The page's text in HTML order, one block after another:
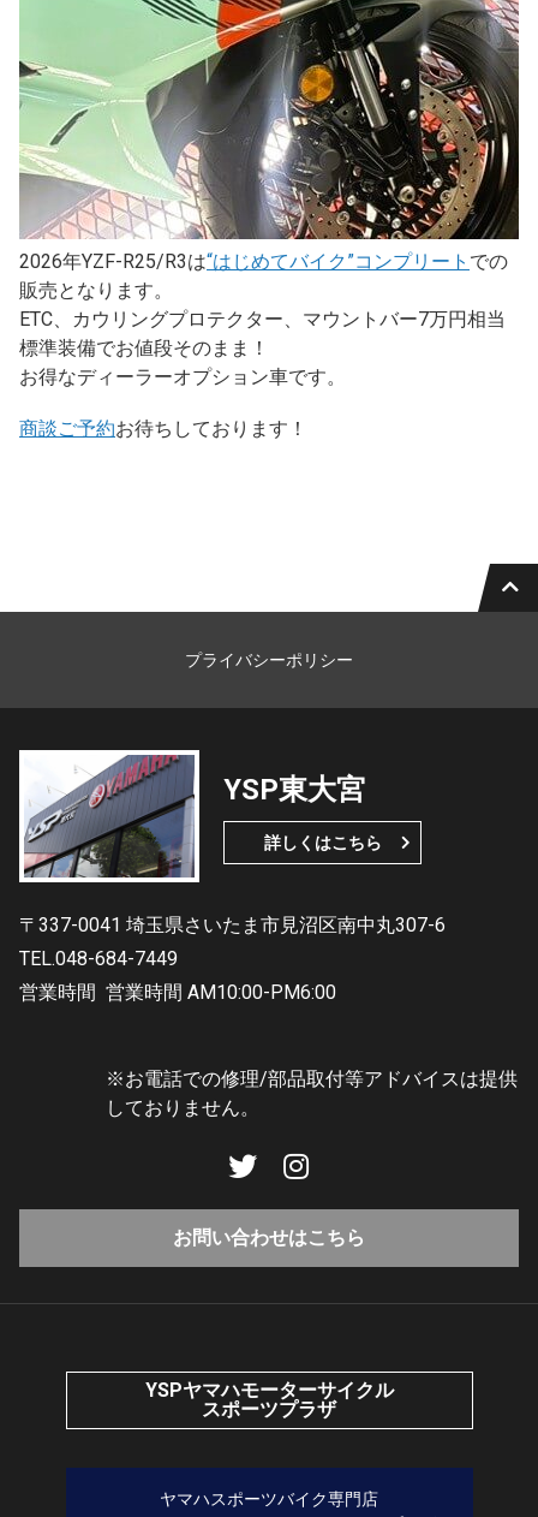
2026年YZF-R25/R3は“はじめてバイク”コンプリート での
販売となります。
ETC、カウリングプロテクター、マウントバー7万円相当
標準装備でお値段そのまま！
お得なディーラーオプション車です。
商談ご予約お待ちしております！
プライバシーポリシー
YSP東大宮
詳しくはこちら
〒337-0041 埼玉県さいたま市見沼区南中丸307-6
TEL.048-684-7449
営業時間 営業時間 AM10:00-PM6:00
※お電話での修理/部品取付等アドバイスは提供
しておりません。
お問い合わせはこちら
YSPヤマハモーターサイクル
スポーツプラザ
ヤマハスポーツバイク専門店